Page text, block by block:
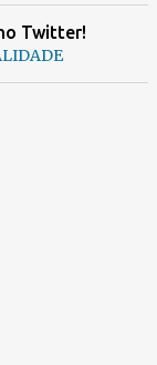
Twitter!